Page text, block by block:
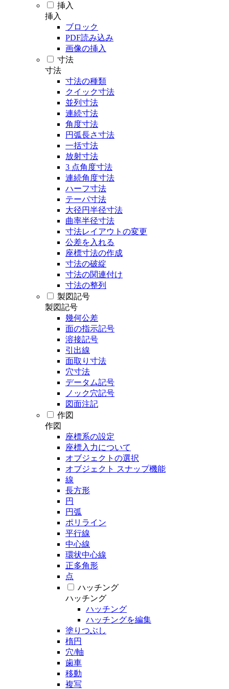
挿入
挿入
ブロック
PDF読み込み
画像の挿入
寸法
寸法
寸法の種類
クイック寸法
並列寸法
連続寸法
角度寸法
円弧長さ寸法
一括寸法
放射寸法
3 点角度寸法
連続角度寸法
ハーフ寸法
テーパ寸法
大径円半径寸法
曲率半径寸法
寸法レイアウトの変更
公差を入れる
座標寸法の作成
寸法の破綻
寸法の関連付け
寸法の整列
製図記号
製図記号
幾何公差
面の指示記号
溶接記号
引出線
面取り寸法
穴寸法
データム記号
ノック穴記号
図面注記
作図
作図
座標系の設定
座標入力について
オブジェクトの選択
オブジェクト スナップ機能
線
長方形
円
円弧
ポリライン
平行線
中心線
環状中心線
正多角形
点
ハッチング
ハッチング
ハッチング
ハッチングを編集
塗りつぶし
楕円
穴/軸
歯車
移動
複写